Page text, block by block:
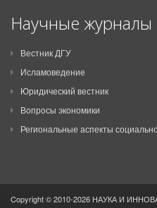
Научные журналы
Вестник ДГУ
Исламоведение
Юридический вестник
Вопросы экономики
Региональные аспекты
Copyright © 2010-2026 НАУКА И